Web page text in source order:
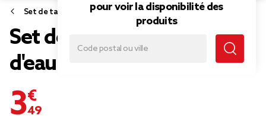
pour voir la disponibilité des
produits
Set de table
Set de table rond jacinthe
d'eau tressée Ø35cm
3,49 €